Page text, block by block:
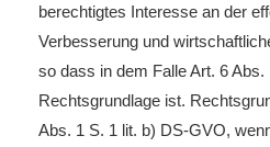
berechtigtes Interesse an der
Verbesserung und
so dass in dem Falle Art. 6
Rechtsgrundlage ist.
Abs. 1 S. 1 lit. b) DS-GVO,